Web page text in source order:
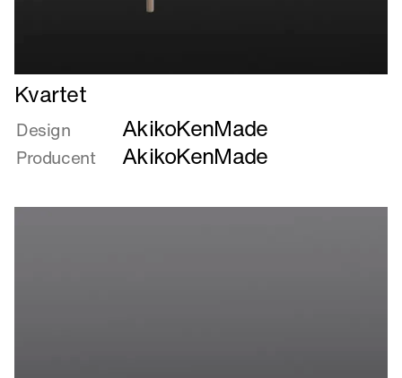
Læs
mere
om
Kvartet
Kvartet
Design AkikoKenMade
Producent AkikoKenMade